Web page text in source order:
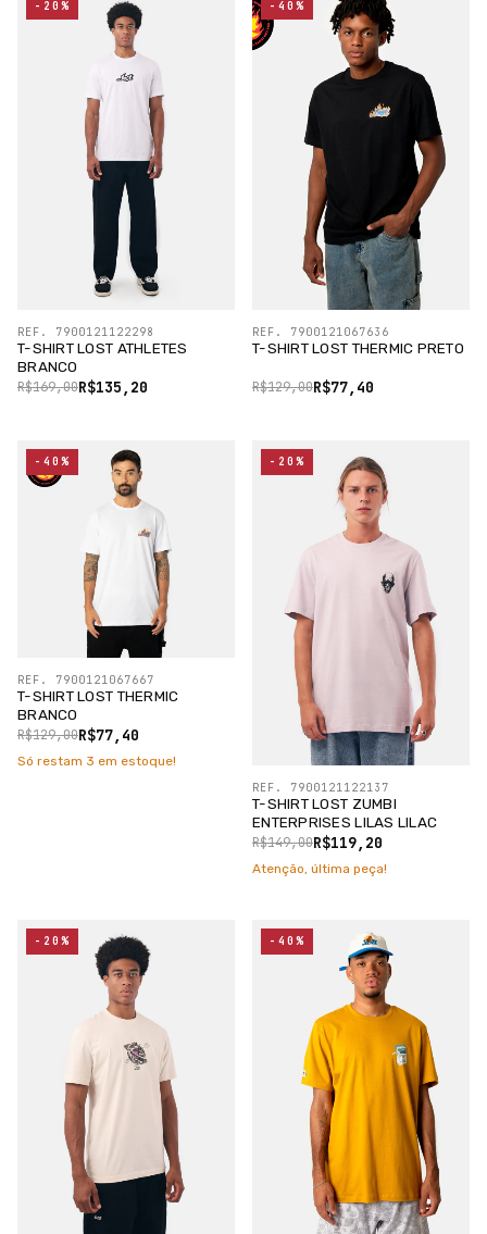
T-SHIRT LOST ATHLETES
BRANCO
R$135,20
R$169,00
REF. 7900121122298
-20%
T-SHIRT LOST THERMIC PRETO
R$77,40
R$129,00
REF. 7900121067636
-40%
T-SHIRT LOST THERMIC
BRANCO
R$77,40
R$129,00
REF. 7900121067667
-40%
Só restam 3 em estoque!
T-SHIRT LOST ZUMBI
ENTERPRISES LILAS LILAC
R$119,20
R$149,00
REF. 7900121122137
-20%
Atenção, última peça!
-20% -40%